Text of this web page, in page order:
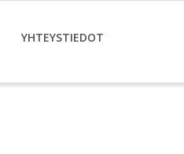
YHTEYSTIEDOT